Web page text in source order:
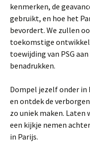
kenmerken, de
gebruikt, en hoe het
bevordert. We zullen
toekomstige
toewijding van PSG
benadrukken.
Dompel jezelf onder in
en ontdek de
zo uniek maken. Laten
een kijkje nemen
in Parijs.